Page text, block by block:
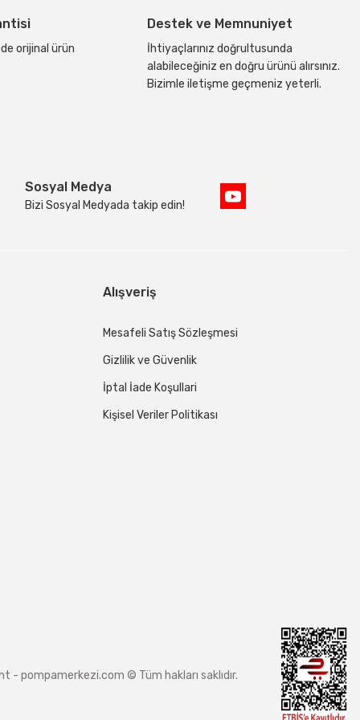
orijinal ürün
Destek ve Memnuniyet
İhtiyaçlarınız doğrultusunda
alabileceğiniz en doğru ürünü alırsınız.
Bizimle iletişme geçmeniz yeterli.
Sosyal Medya
Bizi Sosyal Medyada takip edin!
Alışveriş
Mesafeli Satış Sözleşmesi
Gizlilik ve Güvenlik
İptal İade Koşullari
Kişisel Veriler Politikası
- pompamerkezi.com © Tüm hakları saklıdır.